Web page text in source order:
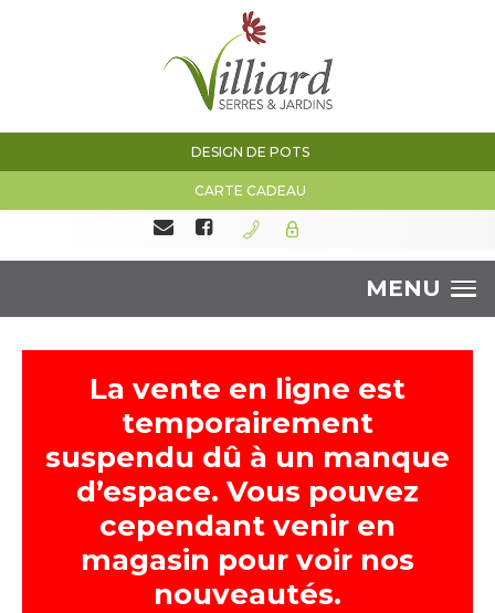
DESIGN DE POTS
CARTE CADEAU
MENU
La vente en ligne est
temporairement
suspendu dû à un manque
d’espace. Vous pouvez
cependant venir en
magasin pour voir nos
nouveautés.